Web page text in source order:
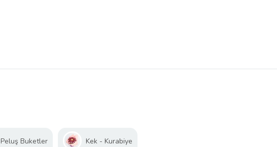
Peluş Buketler Kek - Kurabiye